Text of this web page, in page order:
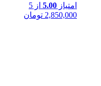
امتیاز 5.00 از 5
2,850,000 تومان